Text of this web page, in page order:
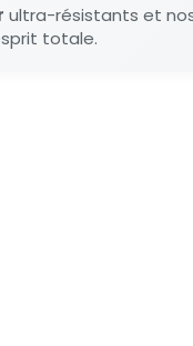
ultra-résistants et
totale.